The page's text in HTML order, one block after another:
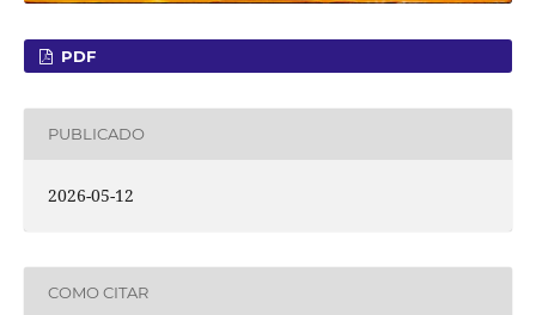
PDF
PUBLICADO
2026-05-12
COMO CITAR